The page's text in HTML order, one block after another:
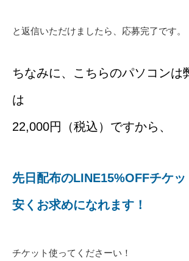
と返信いただけましたら、応募完了です。
ちなみに、こちらのパソコンは
は
22,000円（税込）ですから、
先日配布のLINE15%OFFチケ
安くお求めになれます！
チケット使ってくださーい！